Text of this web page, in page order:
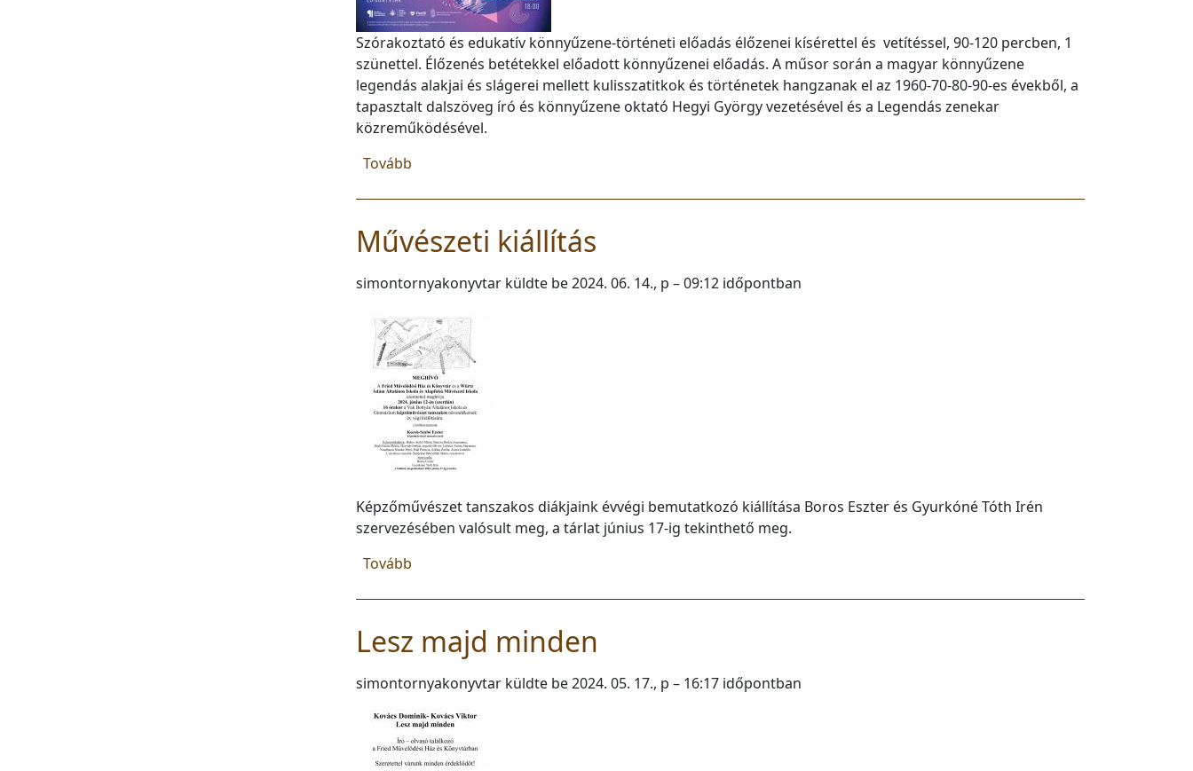
Szórakoztató és edukatív könnyűzene-történeti előadás élőzenei kísérettel és vetítéssel, 90-120 percben, 1
szünettel. Élőzenés betétekkel előadott könnyűzenei előadás. A műsor során a magyar könnyűzene
legendás alakjai és slágerei mellett kulisszatitkok és történetek hangzanak el az 1960-70-80-90-es évekből, a
tapasztalt dalszöveg író és könnyűzene oktató Hegyi György vezetésével és a Legendás zenekar
közreműködésével.
Tovább
Művészeti kiállítás
simontornyakonyvtar küldte be2024. 06. 14., p – 09:12 időpontban
Képzőművészet tanszakos diákjaink évvégi bemutatkozó kiállítása Boros Eszter és Gyurkóné Tóth Irén
szervezésében valósult meg, a tárlat június 17-ig tekinthető meg.
Tovább
Lesz majd minden
simontornyakonyvtar küldte be2024. 05. 17., p – 16:17 időpontban